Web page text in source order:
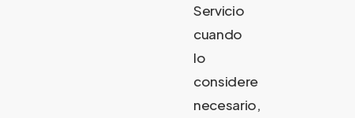
Servicio
cuando
lo
considere
necesario,